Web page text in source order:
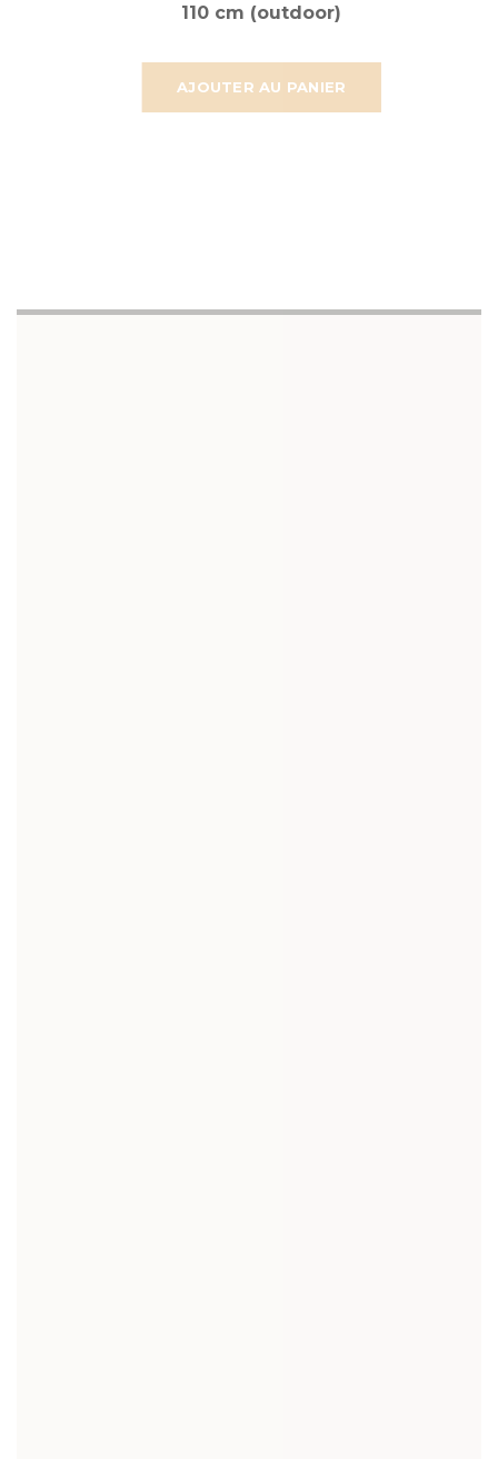
AJOUTER AU PANIER
110 cm (outdoor)